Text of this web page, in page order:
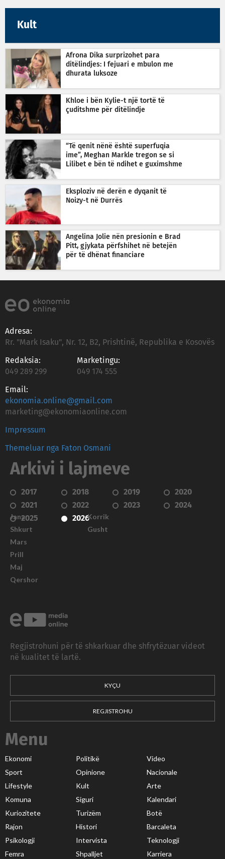
Kult
Afrona Dika surprizohet para
ditëlindjes: I fejuari e mbulon me
dhurata luksoze
Khloe i bën Kylie-t një tortë të
çuditshme për ditëlindje
“Të qenit nënë është superfuqia
ime”, Meghan Markle tregon se si
Lilibet e bën të ndihet e guximshme
Eksploziv në derën e dyqanit të
Noizy-t në Durrës
Angelina Jolie nën presionin e Brad
Pitt, gjykata përfshihet në betejën
për të dhënat financiare
Adresa:
Rr. "Mark Isaku", Nr. 12, B2, Prishtinë, Republika e Kosovës
Redaksia:
049 289 299
Marketingu:
049 174 555
Email:
ekonomia.online@gmail.com
marketing@ekonomiaonline.com
Impressum
Themeluar nga Faton Osmani
Arkivi i lajmeve
2017 2018 2019
2020
2021
2022 2023
2024
2025
2026
Janar
Shkurt
Mars
Prill
Maj
Qershor
Korrik
Gusht
Regjistrohuni për të shkarkuar dhe shfrytëzuar videot
në kualitet të lartë.
KYÇU
REGJISTROHU
Menu
Ekonomi Politikë
Video
Sport
Opinione
Nacionale
Lifestyle
Kult
Arte
Komuna
Siguri
Kalendari
Kuriozitete
Turizëm
Botë
Rajon
Histori
Barcaleta
Psikologji
Intervista
Teknologji
Femra
Shpalljet Karriera